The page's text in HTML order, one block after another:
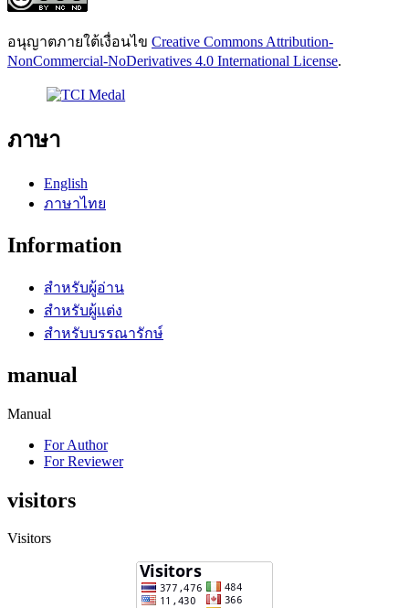
อนุญาตภายใต้เงื่อนไข Creative Commons Attribution-
NonCommercial-NoDerivatives 4.0 International License.
ภาษา
English
ภาษาไทย
Information
สำหรับผู้อ่าน
สำหรับผู้แต่ง
สำหรับบรรณารักษ์
manual
Manual
For Author
For Reviewer
visitors
Visitors